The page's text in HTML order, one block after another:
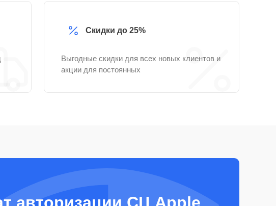
Скидки до 25%
Выгодные скидки для всех новых клиентов и
акции для постоянных
авторизации СЦ Apple